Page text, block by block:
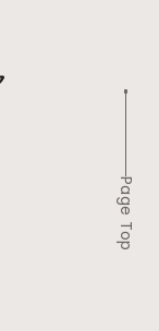
Page Top